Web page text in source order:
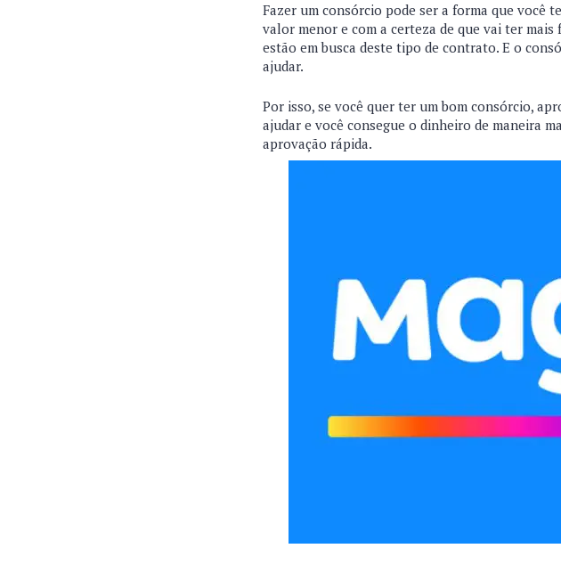
Fazer um consórcio pode ser a forma que você
valor menor e com a certeza de que vai ter mais
estão em busca deste tipo de contrato. E o
ajudar.
Por isso, se você quer ter um bom consórcio,
ajudar e você consegue o dinheiro de maneira
aprovação rápida.